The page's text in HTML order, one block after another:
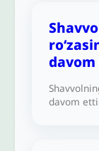
davom